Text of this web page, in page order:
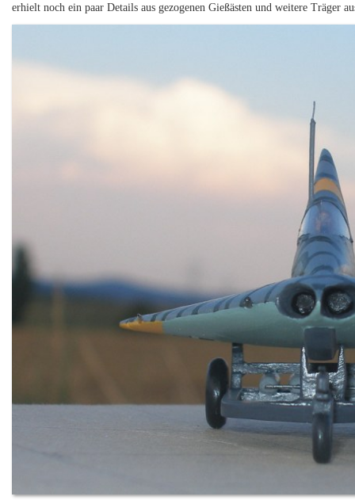
erhielt noch ein paar Details aus gezogenen Gießästen und weitere Träger